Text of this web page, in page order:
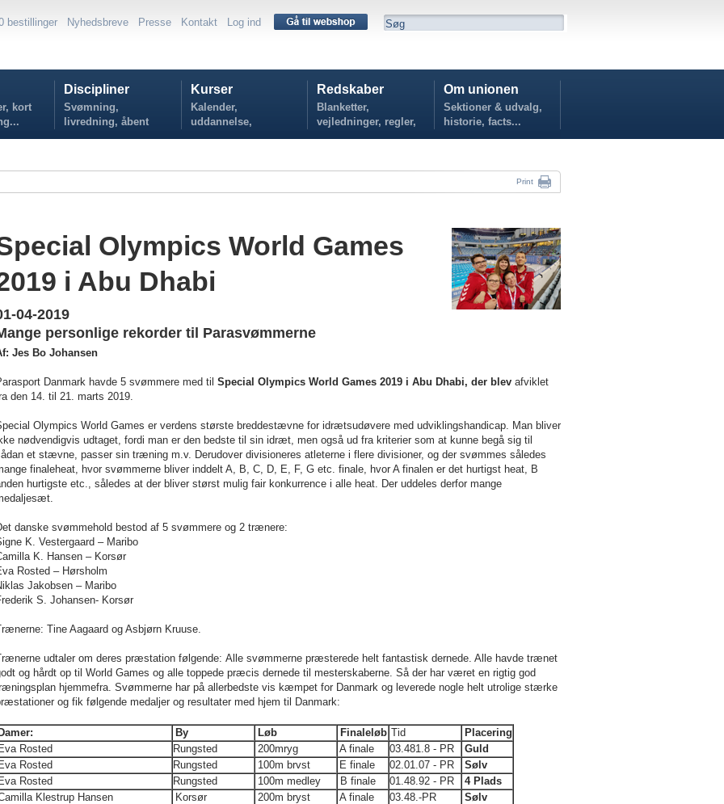
bestillinger Nyhedsbreve Presse Kontakt Log ind
kort
Discipliner
Svømning,
livredning, åbent
vand...
Kurser
Kalender,
uddannelse,
tilmelding...
Redskaber
Blanketter,
vejledninger, regler,
politikker...
Om unionen
Sektioner & udvalg,
historie, facts...
Print
Olympics World Games
i Abu Dhabi
04-2019
personlige rekorder til Parasvømmerne
Jes Bo Johansen
Danmark havde 5 svømmere med til Special Olympics World Games 2019 i Abu Dhabi, der blev afviklet
den 14. til 21. marts 2019.
Olympics World Games er verdens største breddestævne for idrætsudøvere med udviklingshandicap. Man bliver
nødvendigvis udtaget, fordi man er den bedste til sin idræt, men også ud fra kriterier som at kunne begå sig til
et stævne, passer sin træning m.v. Derudover divisioneres atleterne i flere divisioner, og der svømmes således
finaleheat, hvor svømmerne bliver inddelt A, B, C, D, E, F, G etc. finale, hvor A finalen er det hurtigst heat, B
hurtigste etc., således at der bliver størst mulig fair konkurrence i alle heat. Der uddeles derfor mange
danske svømmehold bestod af 5 svømmere og 2 trænere:
K. Vestergaard – Maribo
K. Hansen – Korsør
Rosted – Hørsholm
Jakobsen – Maribo
S. Johansen- Korsør
Tine Aagaard og Asbjørn Kruuse.
udtaler om deres præstation følgende: Alle svømmerne præsterede helt fantastisk dernede. Alle havde trænet
og hårdt op til World Games og alle toppede præcis dernede til mesterskaberne. Så der har været en rigtig god
hjemmefra. Svømmerne har på allerbedste vis kæmpet for Danmark og leverede nogle helt utrolige stærke
og fik følgende medaljer og resultater med hjem til Danmark:
Damer: By Løb Finaleløb Tid
Placering
Eva Rosted
Rungsted 200mryg A finale 03.481.8 - PR
Guld
Eva Rosted
Rungsted 100m brvst E finale 02.01.07 - PR
Sølv
Eva Rosted
Rungsted 100m medley B finale 01.48.92 - PR
4 Plads
Klestrup Hansen
Korsør 200m bryst A finale 03.48.-PR
Sølv